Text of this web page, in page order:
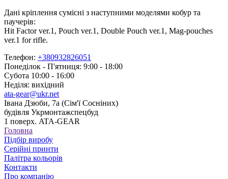
Дані кріплення сумісні з наступними моделями кобур та
паучерів:
Hit Factor ver.1, Pouch ver.1, Double Pouch ver.1, Mag-pouches
ver.1 for rifle.
Телефон: +380932826051
Понеділок - П'ятниця: 9:00 - 18:00
Субота 10:00 - 16:00
Неділя: вихідний
ata-gear@ukr.net
Івана Дзюби, 7а (Сім'ї Сосніних)
будівля Укрмонтажспецбуд
1 поверх. ATA-GEAR
Головна
Підбір виробу
Серійні принти
Палітра кольорів
Контакти
Про компанію